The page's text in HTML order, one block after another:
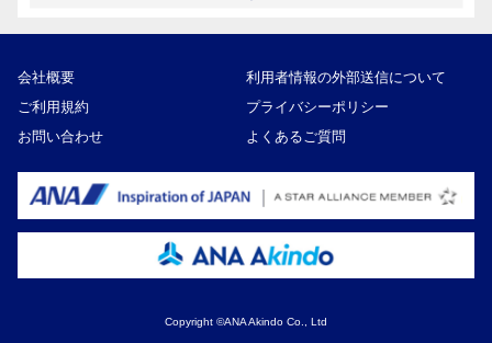
会社概要
利用者情報の外部送信について
ご利用規約
プライバシーポリシー
お問い合わせ
よくあるご質問
Copyright ©ANA Akindo Co., Ltd